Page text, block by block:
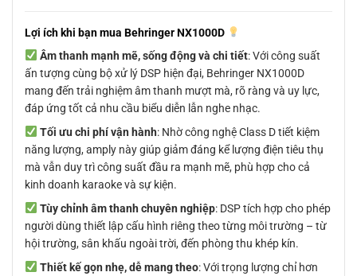
Lợi ích khi bạn mua Behringer NX1000D
Âm thanh mạnh mẽ, sống động và chi tiết: Với công suất
ấn tượng cùng bộ xử lý DSP hiện đại, Behringer NX1000D
mang đến trải nghiệm âm thanh mượt mà, rõ ràng và uy lực,
đáp ứng tốt cả nhu cầu biểu diễn lẫn nghe nhạc.
Tối ưu chi phí vận hành: Nhờ công nghệ Class D tiết kiệm
năng lượng, amply này giúp giảm đáng kể lượng điện tiêu thụ
mà vẫn duy trì công suất đầu ra mạnh mẽ, phù hợp cho cả
kinh doanh karaoke và sự kiện.
Tùy chỉnh âm thanh chuyên nghiệp: DSP tích hợp cho phép
người dùng thiết lập cấu hình riêng theo từng môi trường – từ
hội trường, sân khấu ngoài trời, đến phòng thu khép kín.
Thiết kế gọn nhẹ, dễ mang theo: Với trọng lượng chỉ hơn